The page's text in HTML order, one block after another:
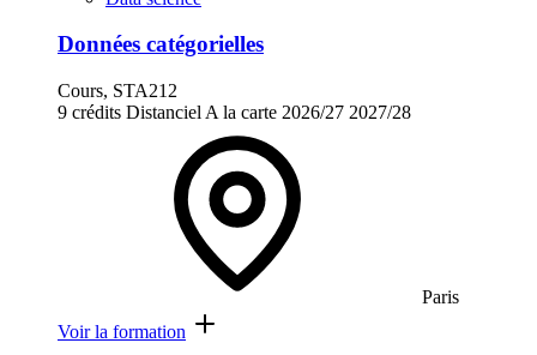
Données catégorielles
Cours, STA212
9 crédits Distanciel A la carte 2026/27 2027/28
Paris
Voir la formation